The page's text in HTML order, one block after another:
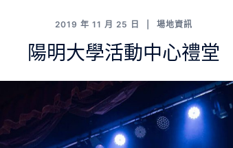
2019 年 11 月 25 日 場地資訊
陽明大學活動中心禮堂